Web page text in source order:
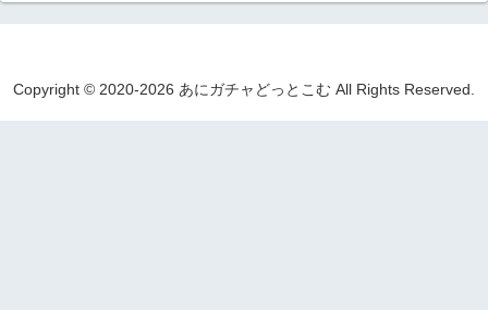
Copyright © 2020-2026 あにガチャどっとこむ All Rights Reserved.